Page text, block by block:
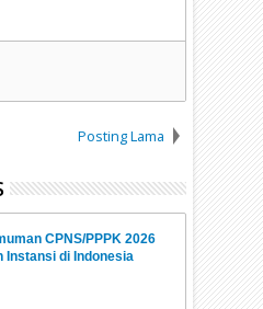
Posting Lama
CPNS/PPPK 2026
Instansi di Indonesia